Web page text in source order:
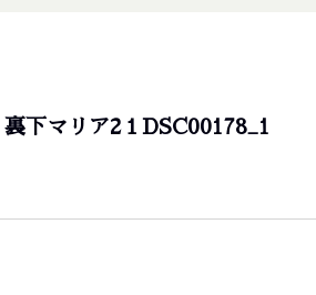
裏下マリア2１DSC00178_1